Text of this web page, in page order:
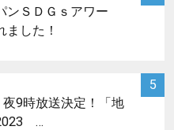
ンＳＤＧｓアワー
ました！
5
9時放送決定！「地
…